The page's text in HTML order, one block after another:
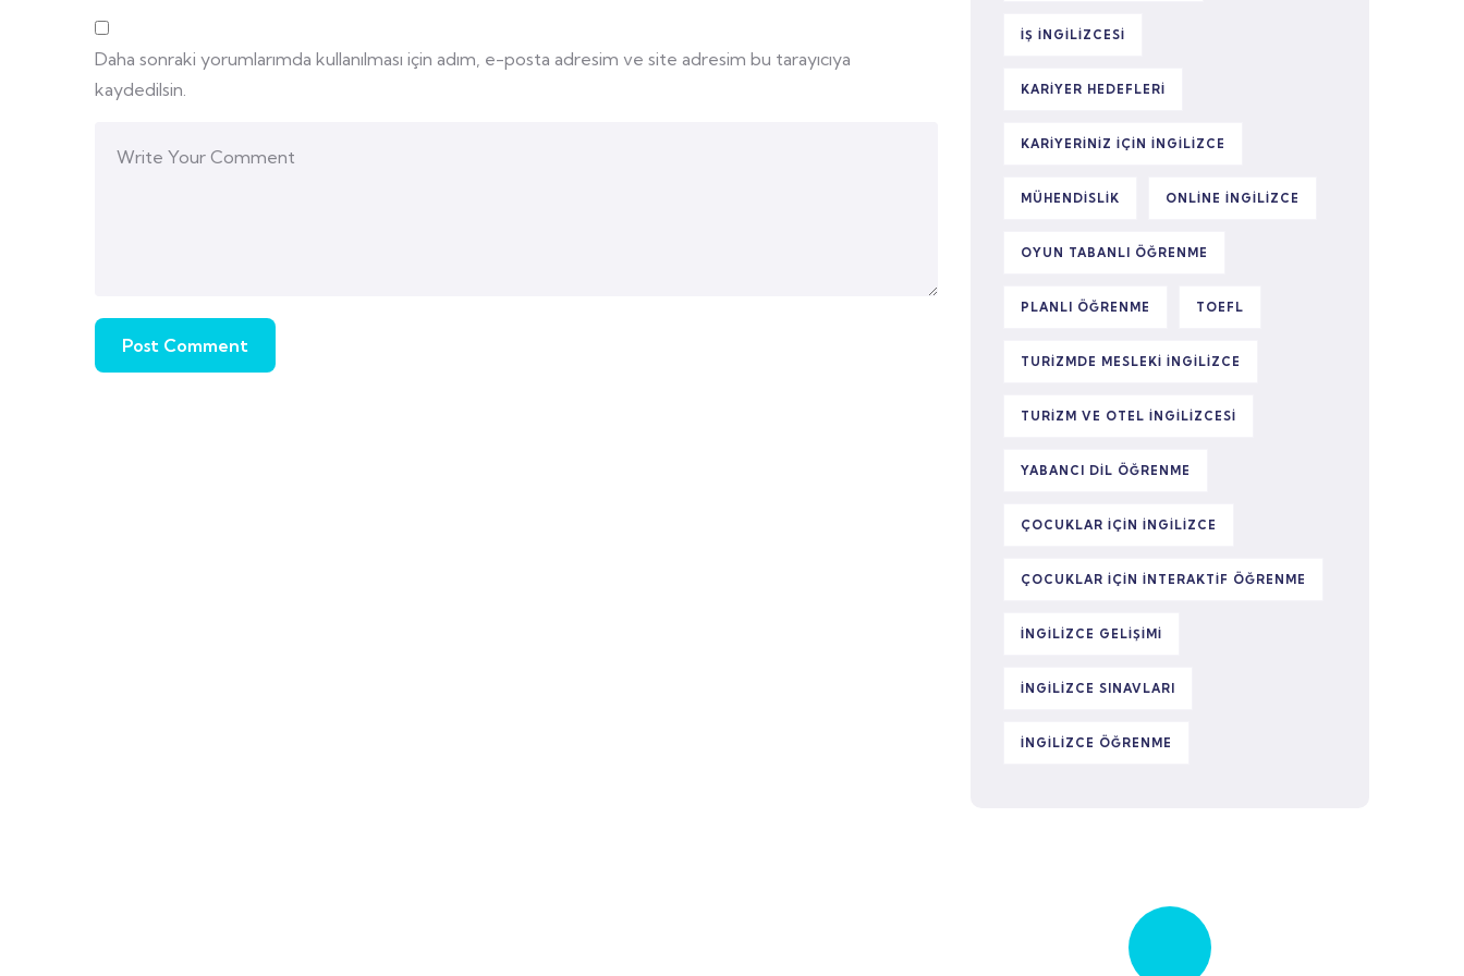
Daha sonraki yorumlarımda kullanılması için adım, e-posta adresim ve site adresim bu tarayıcıya
kaydedilsin.
IŞ INGILIZCESI
KARIYER HEDEFLERI
KARIYERINIZ IÇIN INGILIZCE
MÜHENDISLIK ONLINE INGILIZCE
OYUN TABANLI ÖĞRENME
PLANLI ÖĞRENME TOEFL
TURIZMDE MESLEKI INGILIZCE
TURIZM VE OTEL INGILIZCESI
YABANCI DIL ÖĞRENME
ÇOCUKLAR IÇIN INGILIZCE
ÇOCUKLAR IÇIN INTERAKTIF ÖĞRENME
İNGILIZCE GELIŞIMI
İNGILIZCE SINAVLARI
İNGILIZCE ÖĞRENME